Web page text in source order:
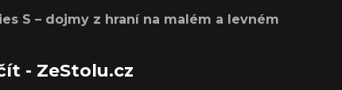
S – dojmy z hraní na malém a levném
- ZeStolu.cz